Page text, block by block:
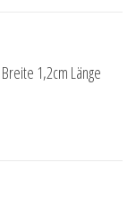
1,2cm Länge
Silber Kette 45cm